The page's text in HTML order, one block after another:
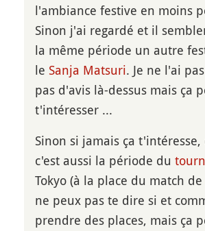
l'ambiance festive en moins
Sinon j'ai regardé et il
la même période un autre
le Sanja Matsuri. Je ne l'ai
pas d'avis là-dessus mais ça
t'intéresser ...
Sinon si jamais ça
c'est aussi la période du
Tokyo (à la place du match
ne peux pas te dire si et
prendre des places, mais ça